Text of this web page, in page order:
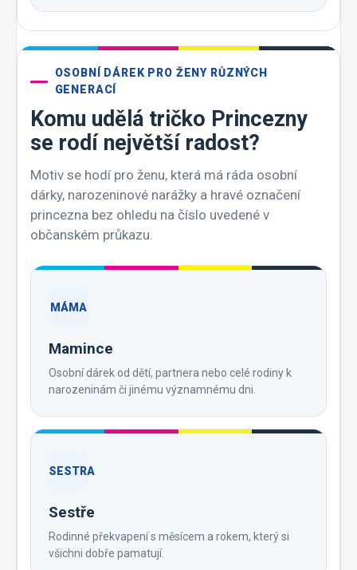
OSOBNÍ DÁREK PRO ŽENY RŮZNÝCH
GENERACÍ
Komu udělá tričko Princezny
se rodí největší radost?
Motiv se hodí pro ženu, která má ráda osobní
dárky, narozeninové narážky a hravé označení
princezna bez ohledu na číslo uvedené v
občanském průkazu.
MÁMA
Mamince
Osobní dárek od dětí, partnera nebo celé rodiny k
narozeninám či jinému významnému dni.
SESTRA
Sestře
Rodinné překvapení s měsícem a rokem, který si
všichni dobře pamatují.